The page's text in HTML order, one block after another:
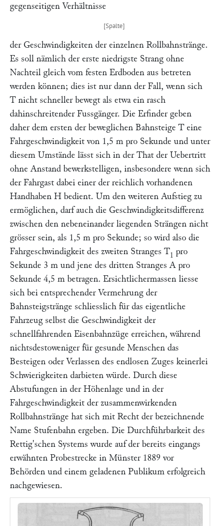
gegenseitigen Verhältnisse
der Geschwindigkeiten der einzelnen Rollbahnstränge.
Es soll nämlich der erste niedrigste Strang ohne
Nachteil gleich vom festen Erdboden aus betreten
werden können; dies ist nur dann der Fall, wenn sich
T nicht schneller bewegt als etwa ein rasch
dahinschreitender Fussgänger. Die Erfinder geben
daher dem ersten der beweglichen Bahnsteige T eine
Fahrgeschwindigkeit von 1,5 m pro Sekunde und unter
diesem Umstände lässt sich in der That der Uebertritt
ohne Anstand bewerkstelligen, insbesondere wenn sich
der Fahrgast dabei einer der reichlich vorhandenen
Handhaben H bedient. Um den weiteren Aufstieg zu
ermöglichen, darf auch die Geschwindigkeitsdifferenz
zwischen den nebeneinander liegenden Strängen nicht
grösser sein, als 1,5 m pro Sekunde; so wird also die
Fahrgeschwindigkeit des zweiten Stranges T1 pro
Sekunde 3 m und jene des dritten Stranges A pro
Sekunde 4,5 m betragen. Ersichtlichermassen liesse
sich bei entsprechender Vermehrung der
Bahnsteigstränge schliesslich für das eigentliche
Fahrzeug selbst die Geschwindigkeit der
schnellfahrenden Eisenbahnzüge erreichen, während
nichtsdestoweniger für gesunde Menschen das
Besteigen oder Verlassen des endlosen Zuges keinerlei
Schwierigkeiten darbieten würde. Durch diese
Abstufungen in der Höhenlage und in der
Fahrgeschwindigkeit der zusammenwirkenden
Rollbahnstränge hat sich mit Recht der bezeichnende
Name Stufenbahn ergeben. Die Durchführbarkeit des
Rettig'schen Systems wurde auf der bereits eingangs
erwähnten Probestrecke in Münster 1889 vor
Behörden und einem geladenen Publikum erfolgreich
nachgewiesen.